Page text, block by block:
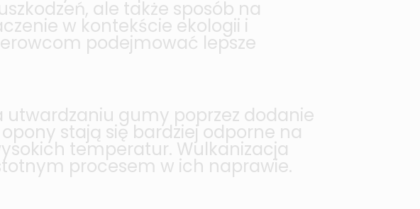
ale także sposób na
w kontekście ekologii i
podejmować lepsze
gumy poprzez dodanie
stają się bardziej odporne na
temperatur. Wulkanizacja
procesem w ich naprawie.